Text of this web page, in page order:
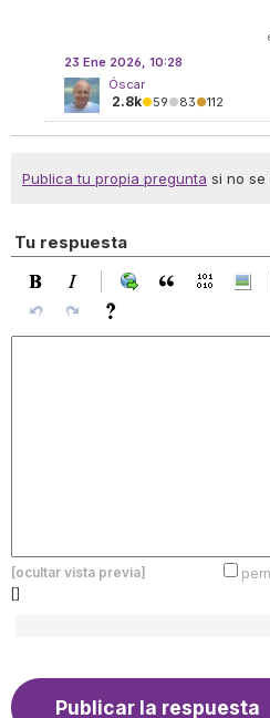
23 Ene 2026, 10:28
Óscar
2.8k●59●83●112
Publica tu propia pregunta si no se
Tu respuesta
[ocultar vista previa]
[]